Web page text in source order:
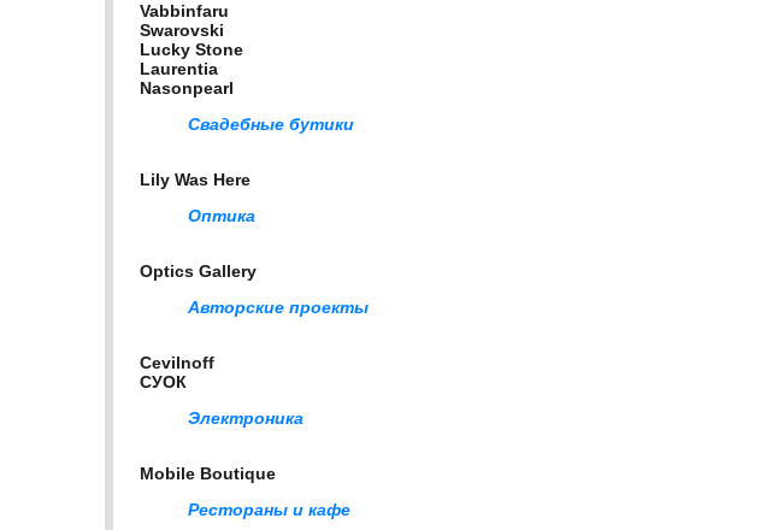
Vabbinfaru
Swarovski
Lucky Stone
Laurentia
Nasonpearl
Свадебные бутики
Lily Was Here
Оптика
Optics Gallery
Авторские проекты
Cevilnoff
СУОК
Электроника
Mobile Boutique
Рестораны и кафе